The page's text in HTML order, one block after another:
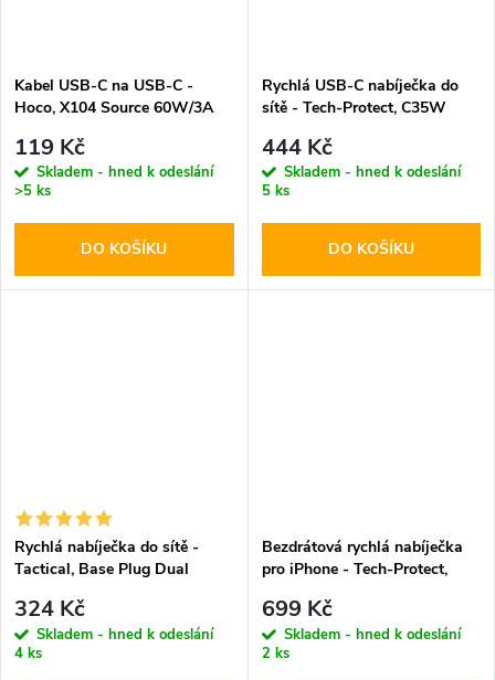
Kabel USB-C na USB-C -
Hoco, X104 Source 60W/3A
119 Kč
Skladem - hned k odeslání
>5 ks
DO KOŠÍKU
Rychlá USB-C nabíječka do
sítě - Tech-Protect, C35W
444 Kč
Skladem - hned k odeslání
5 ks
DO KOŠÍKU
Rychlá nabíječka do sítě -
Tactical, Base Plug Dual
324 Kč
Skladem - hned k odeslání
4 ks
Bezdrátová rychlá nabíječka
pro iPhone - Tech-Protect,
Wireless Charger Black
699 Kč
Skladem - hned k odeslání
2 ks